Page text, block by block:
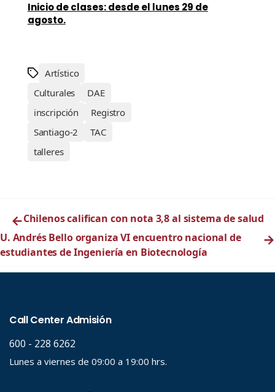
Inicio de clases: desde el lunes 29 de
agosto.
Artístico
Culturales
DAE
inscripción
Registro
Santiago-2
TAC
talleres
←Chilenos califican con nota 3,8 al sistema de salud
U. Andrés Bello organiza VI encuentro nacional de
estudiantes de Ingeniería en Biotecnología
→